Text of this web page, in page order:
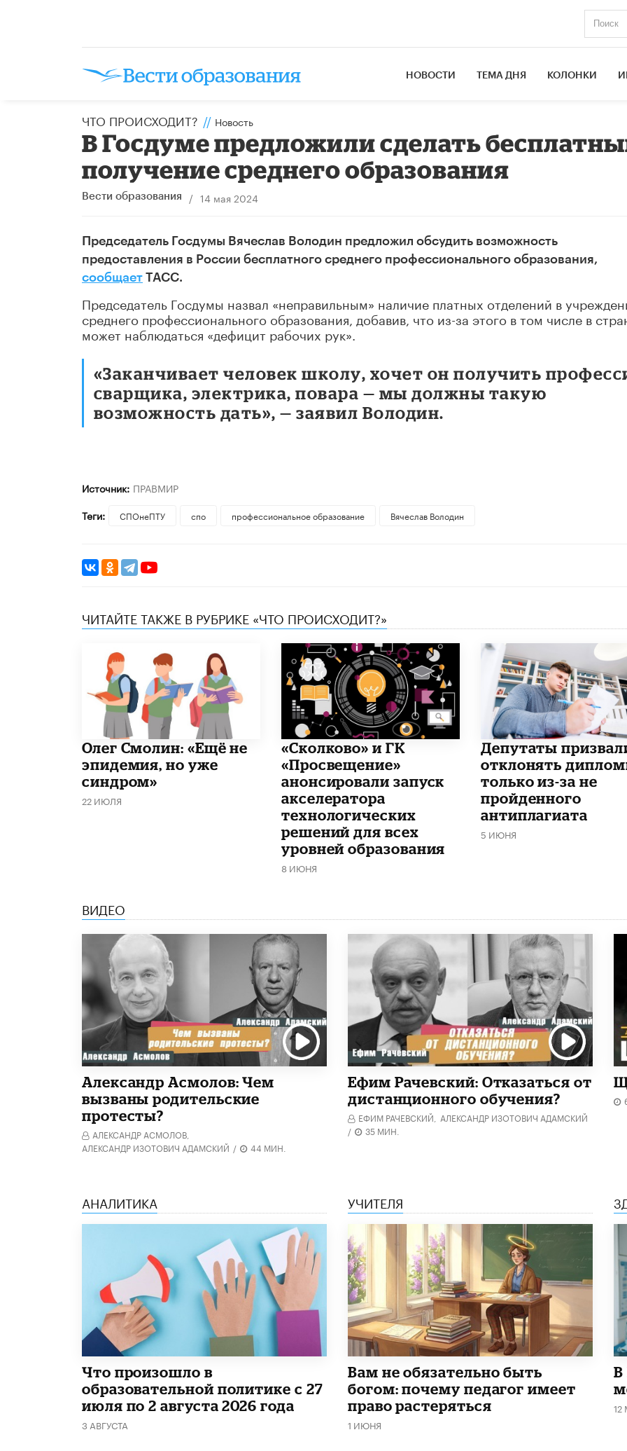
НОВОСТИ ТЕМА ДНЯ КОЛОНКИ
ЧТО ПРОИСХОДИТ? // Новость
​В Госдуме предложили сделать
получение среднего образования
Вести образования / 14 мая 2024
Председатель Госдумы Вячеслав Володин предложил обсудить возможность
предоставления в России бесплатного среднего профессионального образования,
сообщает ТАСС.
Председатель Госдумы назвал «неправильным» наличие платных отделений в
среднего профессионального образования, добавив, что из-за этого в том числе в
может наблюдаться «дефицит рабочих рук».
«Заканчивает человек школу, хочет он получить
сварщика, электрика, повара — мы должны такую
возможность дать», — заявил Володин.
Источник: ПРАВМИР
Теги:
СПОнеПТУ спо профессиональное образование Вячеслав Володин
ЧИТАЙТЕ ТАКЖЕ В РУБРИКЕ «ЧТО ПРОИСХОДИТ?»
​Олег Смолин: «Ещё не
эпидемия, но уже
синдром»
22 ИЮЛЯ
«Сколково» и ГК
«Просвещение»
анонсировали запуск
акселератора
технологических
решений для всех
уровней образования
8 ИЮНЯ
Депутаты
отклонять
только из-за не
пройденного
антиплагиата
5 ИЮНЯ
ВИДЕО
Александр Асмолов: Чем
вызваны родительские
протесты?
АЛЕКСАНДР АСМОЛОВ,
АЛЕКСАНДР ИЗОТОВИЧ АДАМСКИЙ / 44 МИН.
Ефим Рачевский: Отказаться от
дистанционного обучения?
ЕФИМ РАЧЕВСКИЙ, АЛЕКСАНДР ИЗОТОВИЧ АДАМСКИЙ
/
35 МИН.
АНАЛИТИКА
​Что произошло в
образовательной политике с 27
июля по 2 августа 2026 года
3 АВГУСТА
УЧИТЕЛЯ
​Вам не обязательно быть
богом: почему педагог имеет
право растеряться
1 ИЮНЯ
В
12